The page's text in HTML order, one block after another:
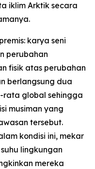
iklim Arktik secara
karya seni
perubahan
fisik atas perubahan
berlangsung dua
global sehingga
musiman yang
tersebut.
kondisi ini, mekar
lingkungan
mereka